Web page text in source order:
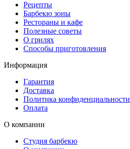
Рецепты
Барбекю зоны
Рестораны и кафе
Полезные советы
О грилях
Способы приготовления
Информация
Гарантия
Доставка
Политика конфиденциальности
Оплата
О компании
Студия барбекю